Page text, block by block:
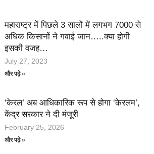
महाराष्ट्र में पिछले 3 सालों में लगभग 7000 से
अधिक किसानों ने गवाई जान…..क्या होगी
इसकी वजह…
July 27, 2023
और पढ़ें »
‘केरल’ अब आधिकारिक रूप से होगा ‘केरलम’,
केंद्र सरकार ने दी मंजूरी
February 25, 2026
और पढ़ें »